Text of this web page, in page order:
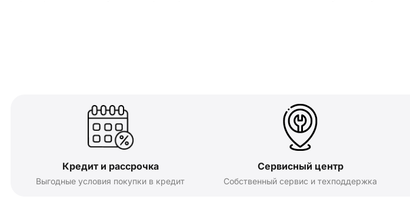
Кредит и рассрочка
Выгодные условия покупки в кредит
Сервисный центр
Собственный сервис и техподдержка